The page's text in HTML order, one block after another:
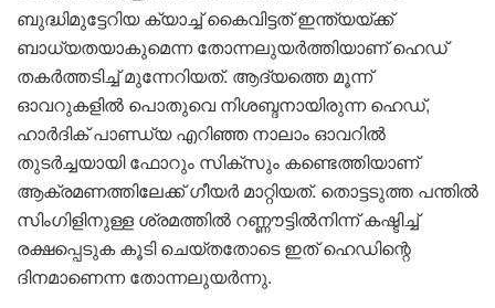
ബുദ്ധിമുട്ടേറിയ ക്യാച്ച് കൈവിട്ടത് ഇന്ത്യയ്‌ക്ക്
ബാധ്യതയാകുമെന്ന തോന്നലുയർത്തിയാണ് ഹെഡ്
തകർത്തടിച്ച് മുന്നേറിയത്. ആദ്യത്തെ മൂന്ന്
ഓവറുകളിൽ പൊതുവെ നിശബ്ദനായിരുന്ന ഹെഡ്,
ഹാർദിക് പാണ്ഡ്യ എറിഞ്ഞ നാലാം ഓവറിൽ
തുടർച്ചയായി ഫോറും സിക്സും കണ്ടെത്തിയാണ്
ആക്രമണത്തിലേക്ക് ഗീയർ മാറ്റിയത്. തൊട്ടടുത്ത പന്തിൽ
സിംഗിളിനുള്ള ശ്രമത്തിൽ റണ്ണൗട്ടിൽനിന്ന് കഷ്ടിച്ച്
രക്ഷപ്പെടുക കൂടി ചെയ്തതോടെ ഇത് ഹെഡിന്റെ
ദിനമാണെന്ന തോന്നലുയർന്നു.